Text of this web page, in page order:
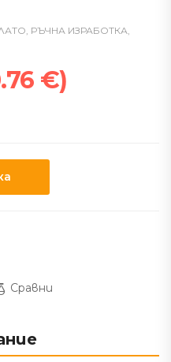
, РЪЧНА ИЗРАБОТКА,
€)
Сравни